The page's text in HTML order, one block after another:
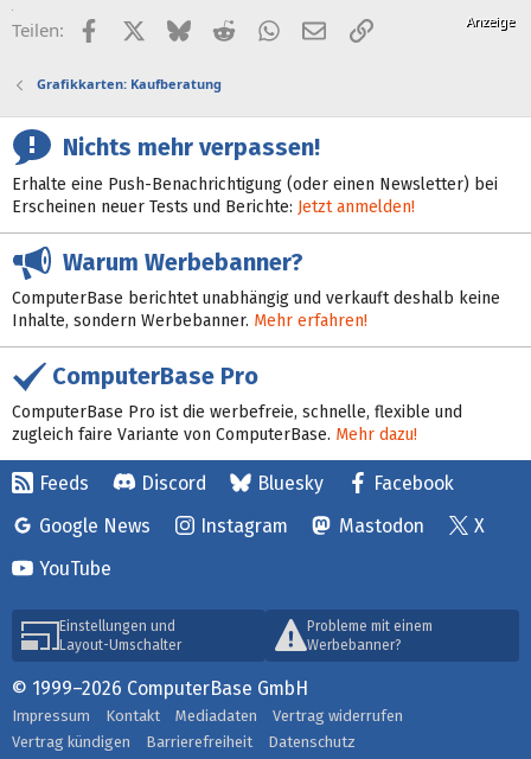
Teilen: FacebookX (Twitter)
BlueskyRedditWhatsApp
E-MailLink
Grafikkarten: Kaufberatung
Nichts mehr verpassen!
Erhalte eine Push-Benachrichtigung (oder einen Newsletter) bei
Erscheinen neuer Tests und Berichte: Jetzt anmelden!
Warum Werbebanner?
ComputerBase berichtet unabhängig und verkauft deshalb keine
Inhalte, sondern Werbebanner. Mehr erfahren!
ComputerBase Pro
ComputerBase Pro ist die werbefreie, schnelle, flexible und
zugleich faire Variante von ComputerBase. Mehr dazu!
Feeds Discord Bluesky
Facebook
Google News
Instagram Mastodon
X
YouTube
Einstellungen und
Layout-Umschalter
Probleme mit einem
Werbebanner?
© 1999–2026 ComputerBase GmbH
Impressum Kontakt Mediadaten
Vertrag widerrufen
Vertrag kündigen
Barrierefreiheit Datenschutz